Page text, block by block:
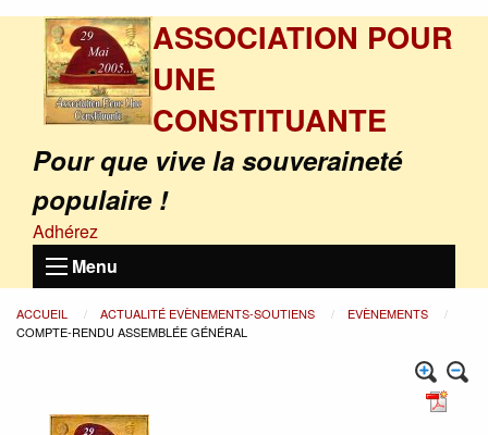
ASSOCIATION POUR
UNE
CONSTITUANTE
Pour que vive la souveraineté
populaire !
Adhérez
Menu
ACCUEIL ACTUALITÉ EVÈNEMENTS-SOUTIENS
EVÈNEMENTS
COMPTE-RENDU ASSEMBLÉE GÉNÉRAL